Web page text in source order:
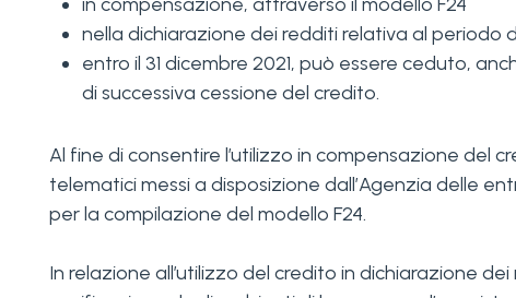
nella dichiarazione dei redditi relativa al periodo
entro il 31 dicembre 2021, può essere ceduto,
di successiva cessione del credito.
Al fine di consentire l’utilizzo in compensazione del
telematici messi a disposizione dall’Agenzia delle
per la compilazione del modello F24.
In relazione all’utilizzo del credito in dichiarazione